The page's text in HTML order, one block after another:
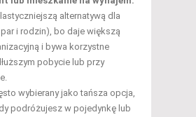
alternatywą dla
i rodzin), bo daje większą
i bywa korzystne
pobycie lub przy
wybierany jako tańsza opcja,
podróżujesz w pojedynkę lub